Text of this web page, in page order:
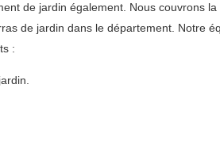
de jardin également. Nous couvrons
de jardin dans le département. Notre
: